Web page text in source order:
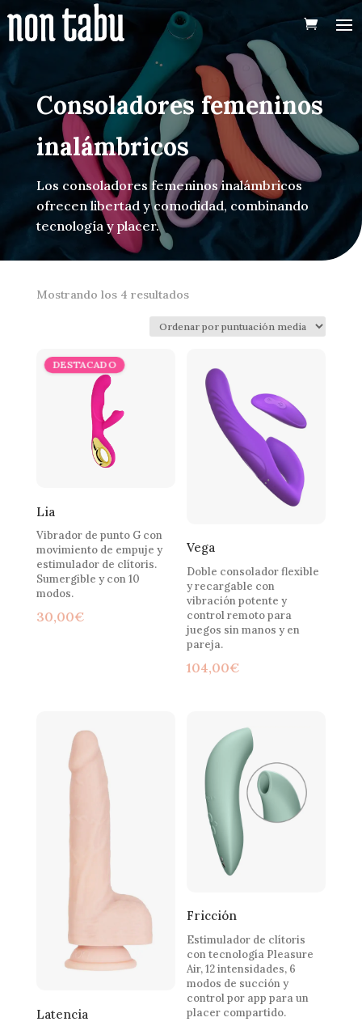
Consoladores femeninos
inalámbricos
Los consoladores femeninos inalámbricos
ofrecen libertad y comodidad, combinando
tecnología y placer.
Mostrando los 4 resultadosOrdenado
por
puntuación
Lia
Vibrador de punto G con
movimiento de empuje y
estimulador de clítoris.
Sumergible y con 10
modos.
30,00€
Vega
Doble consolador flexible
y recargable con
vibración potente y
control remoto para
juegos sin manos y en
pareja.
104,00€
Latencia
Fricción
Estimulador de clítoris
con tecnología Pleasure
Air, 12 intensidades, 6
modos de succión y
control por app para un
placer compartido.